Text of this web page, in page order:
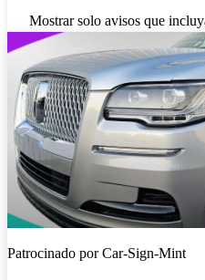
Mostrar solo avisos que
Patrocinado porCar-Sign-Mint